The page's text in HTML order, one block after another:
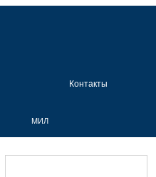
Контакты
МИЛ